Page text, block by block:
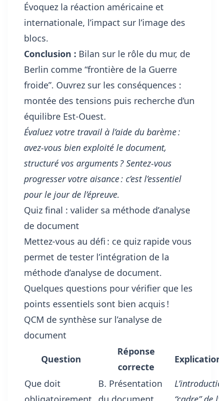
Évoquez la réaction américaine et
internationale, l’impact sur l’image des
blocs.
Conclusion : Bilan sur le rôle du mur, de
Berlin comme “frontière de la Guerre
froide”. Ouvrez sur les conséquences :
montée des tensions puis recherche d’un
équilibre Est-Ouest.
Évaluez votre travail à l’aide du barème :
avez-vous bien exploité le document,
structuré vos arguments ? Sentez-vous
progresser votre aisance : c’est l’essentiel
pour le jour de l’épreuve.
Quiz final : valider sa méthode d’analyse
de document
Mettez-vous au défi : ce quiz rapide vous
permet de tester l’intégration de la
méthode d’analyse de document.
Quelques questions pour vérifier que les
points essentiels sont bien acquis !
QCM de synthèse sur l’analyse de
document
Question
Réponse
correcte
Que doit
B. Présentation